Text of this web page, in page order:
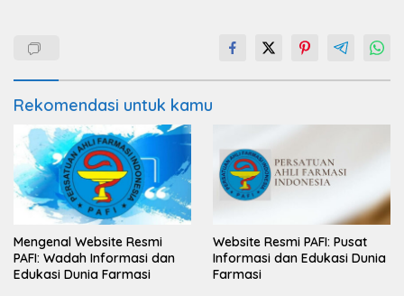
Rekomendasi untuk kamu
Mengenal Website Resmi
PAFI: Wadah Informasi dan
Edukasi Dunia Farmasi
Website Resmi PAFI: Pusat
Informasi dan Edukasi Dunia
Farmasi